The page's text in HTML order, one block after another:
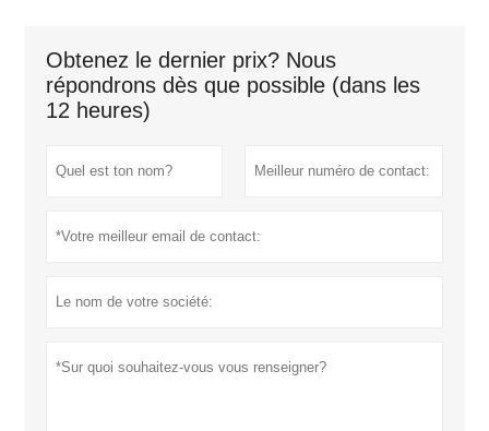
Obtenez le dernier prix? Nous
répondrons dès que possible (dans les
12 heures)